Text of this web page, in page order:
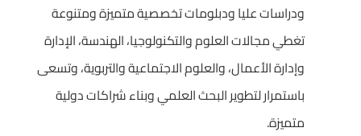
ودراسات عليا ودبلومات تخصصية متميزة ومتنوعة
تغطي مجالات العلوم والتكنولوجيا، الهندسة، الإدارة
وإدارة الأعمال، والعلوم الاجتماعية والتربوية، وتسعى
باستمرار لتطوير البحث العلمي وبناء شراكات دولية
متميزة.